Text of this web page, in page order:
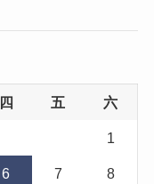
四 五 六
1
6 7 8